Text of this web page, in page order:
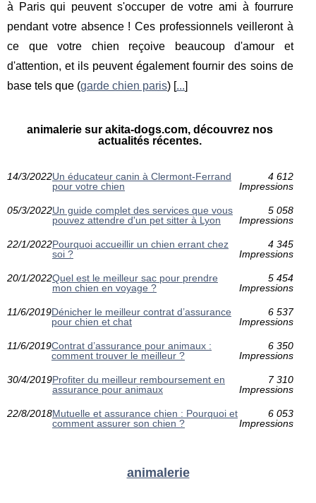
à Paris qui peuvent s'occuper de votre ami à fourrure
pendant votre absence ! Ces professionnels veilleront à
ce que votre chien reçoive beaucoup d'amour et
d'attention, et ils peuvent également fournir des soins de
base tels que (garde chien paris) [...]
animalerie sur akita-dogs.com, découvrez nos
actualités récentes.
14/3/2022Un éducateur canin à Clermont-Ferrand
pour votre chien
4 612
Impressions
05/3/2022Un guide complet des services que vous
pouvez attendre d'un pet sitter à Lyon
5 058
Impressions
22/1/2022Pourquoi accueillir un chien errant chez
soi ?
4 345
Impressions
20/1/2022Quel est le meilleur sac pour prendre
mon chien en voyage ?
5 454
Impressions
11/6/2019Dénicher le meilleur contrat d’assurance
pour chien et chat
6 537
Impressions
11/6/2019Contrat d’assurance pour animaux :
comment trouver le meilleur ?
6 350
Impressions
30/4/2019Profiter du meilleur remboursement en
assurance pour animaux
7 310
Impressions
22/8/2018Mutuelle et assurance chien : Pourquoi et
comment assurer son chien ?
6 053
Impressions
animalerie